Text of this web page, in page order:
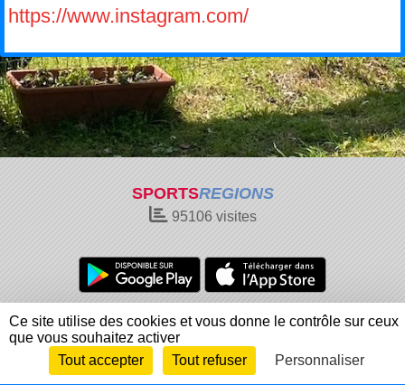
https://www.instagram.com/
SPORTSREGIONS
95106visites
Charte cookies
Gestion des cookies
Informations légales
Signaler un contenu inapproprié
Envie de participer ?
Connexion
Ce site utilise des cookies et vous donne le contrôle sur ceux
que vous souhaitez activer
Tout accepter
Tout refuser Personnaliser